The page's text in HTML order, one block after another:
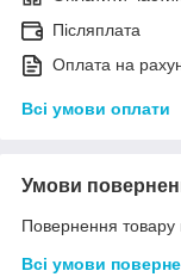
Післяплата
Оплата на
Всі умови оплати
Умови
Повернення товару
Всі умови